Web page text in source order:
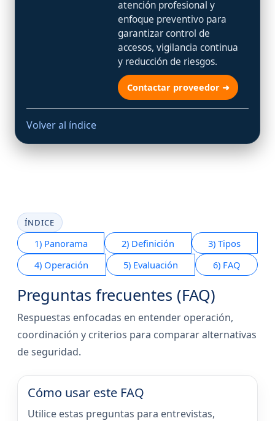
atención profesional y
enfoque preventivo para
garantizar control de
accesos, vigilancia continua
y reducción de riesgos.
Contactar proveedor ➜
Volver al índice
ÍNDICE
1) Panorama 2) Definición
3) Tipos
4) Operación
5) Evaluación 6) FAQ
Preguntas frecuentes (FAQ)
Respuestas enfocadas en entender operación,
coordinación y criterios para comparar alternativas
de seguridad.
Cómo usar este FAQ
Utilice estas preguntas para entrevistas,